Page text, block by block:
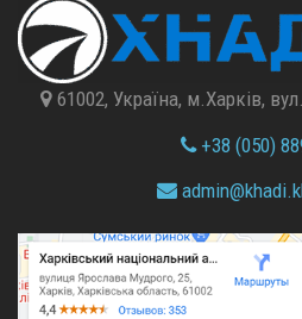
61002, Україна, м.Харків,
+38 (050)
admin@